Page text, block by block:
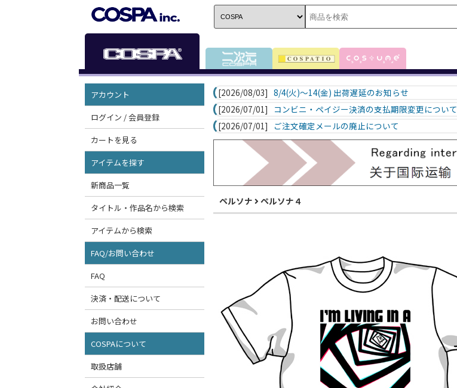
アカウント
ログイン / 会員登録
カートを見る
アイテムを探す
新商品一覧
タイトル・作品名から検索
アイテムから検索
FAQ/お問い合わせ
FAQ
決済・配送について
お問い合わせ
COSPAについて
取扱店舗
[2026/08/03] 8/4(火)～14(金) 出荷遅延のお知らせ
[2026/07/01]
コンビニ・ペイジー決済の支払期限変更について
[2026/07/01]
ご注文確定メールの廃止について
ペルソナ ペルソナ４